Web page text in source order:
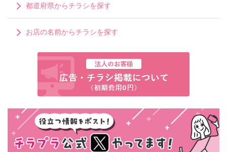
都道府県からチラシを探す
お店の名前からチラシを探す